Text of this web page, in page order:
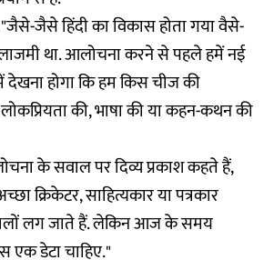
जैसे हिंदी का विकास होता गया वैसे-
था. आलोचना करने से पहले हमें नई
देखना होगा कि हम किस चीज की
की, भाषा की या कहन-कथन की
के सवाल पर दिव्य प्रकाश कहते हैं,
क्रिकेटर, साहित्यकार या पत्रकार
लग जाते हैं. लेकिन आज के समय
डेटा चाहिए."